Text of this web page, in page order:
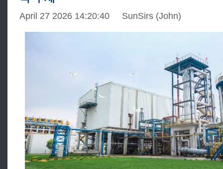
April 27 2026 14:20:40 SunSirs (John)